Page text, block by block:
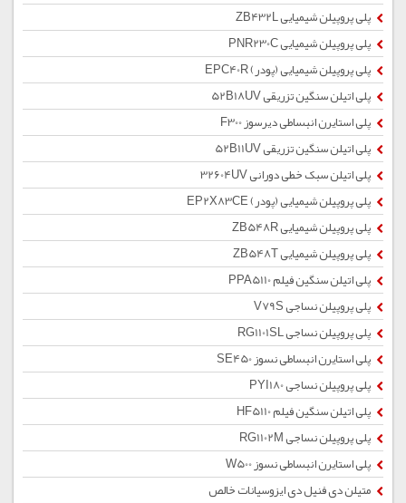
پلی پروپیلن شیمیایی ZB432L
پلی پروپیلن شیمیایی PNR230C
پلی پروپیلن شیمیایی (پودر) EPC40R
پلی اتیلن سنگین تزریقی 52B18UV
پلی استایرن انبساطی دیرسوز F300
پلی اتیلن سنگین تزریقی 52B11UV
پلی اتیلن سبک خطی دورانی 32604UV
پلی پروپیلن شیمیایی (پودر) EP2X83CE
پلی پروپیلن شیمیایی ZB548R
پلی پروپیلن شیمیایی ZB548T
پلی اتیلن سنگین فیلم PPA5110
پلی پروپیلن نساجی V79S
پلی پروپیلن نساجی RG1101SL
پلی استایرن انبساطی نسوز SE450
پلی پروپیلن نساجی PYI180
پلی اتیلن سنگین فیلم HF5110
پلی پروپیلن نساجی RG1102M
پلی استایرن انبساطی نسوز W500
متیلن دی فنیل دی ایزوسیانات خالص